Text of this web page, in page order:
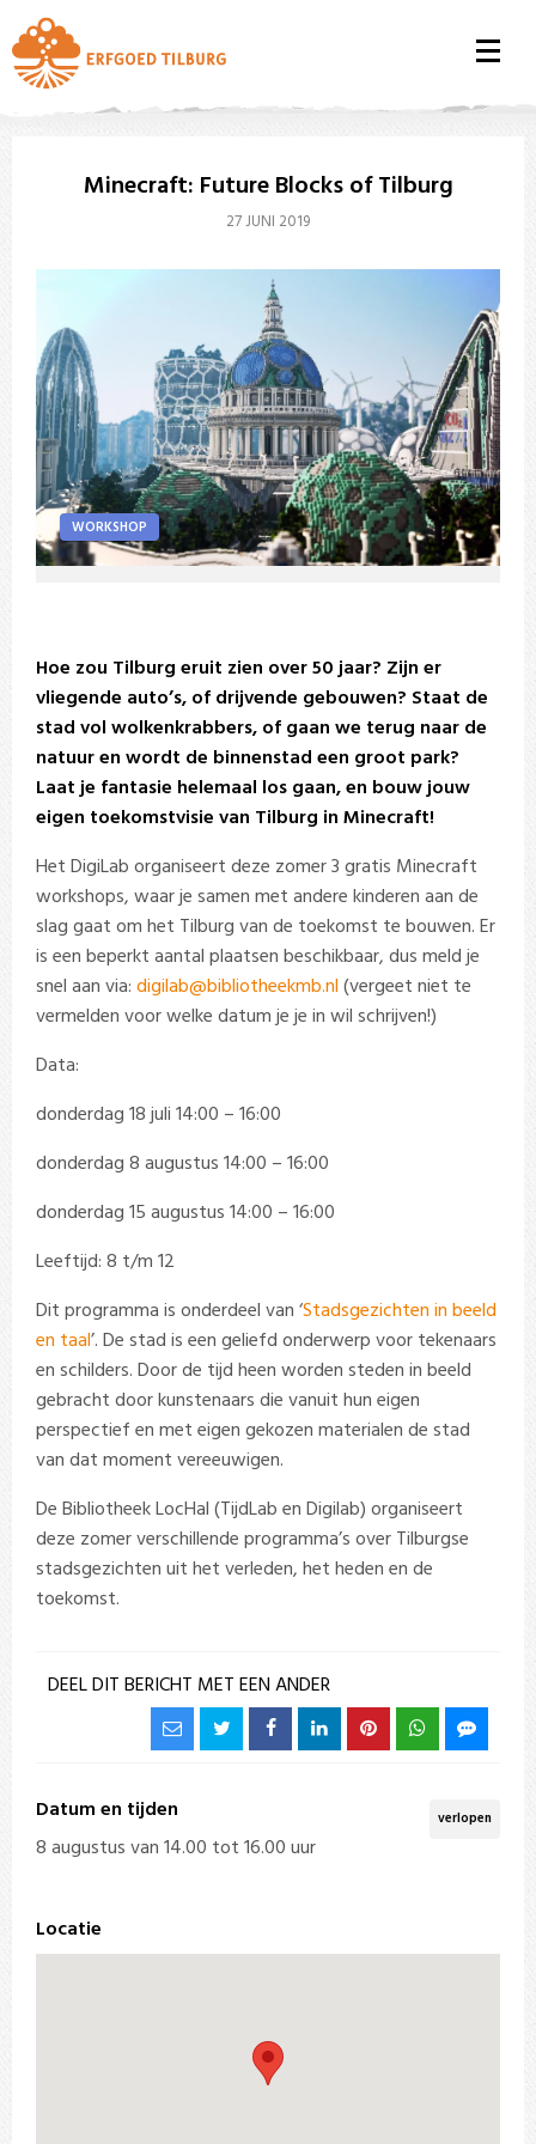
Minecraft: Future Blocks of Tilburg
27 JUNI 2019
WORKSHOP
Hoe zou Tilburg eruit zien over 50 jaar? Zijn er
vliegende auto’s, of drijvende gebouwen? Staat de
stad vol wolkenkrabbers, of gaan we terug naar de
natuur en wordt de binnenstad een groot park?
Laat je fantasie helemaal los gaan, en bouw jouw
eigen toekomstvisie van Tilburg in Minecraft!
Het DigiLab organiseert deze zomer 3 gratis Minecraft
workshops, waar je samen met andere kinderen aan de
slag gaat om het Tilburg van de toekomst te bouwen. Er
is een beperkt aantal plaatsen beschikbaar, dus meld je
snel aan via:digilab@bibliotheekmb.nl(vergeet niet te
vermelden voor welke datum je je in wil schrijven!)
Data:
donderdag 18 juli 14:00 – 16:00
donderdag 8 augustus 14:00 – 16:00
donderdag 15 augustus 14:00 – 16:00
Leeftijd: 8 t/m 12
Dit programma is onderdeel van ‘Stadsgezichten in beeld
en taal’. De stad is een geliefd onderwerp voor tekenaars
en schilders. Door de tijd heen worden steden in beeld
gebracht door kunstenaars die vanuit hun eigen
perspectief en met eigen gekozen materialen de stad
van dat moment vereeuwigen.
De Bibliotheek LocHal (TijdLab en Digilab) organiseert
deze zomer verschillende programma’s over Tilburgse
stadsgezichten uit het verleden, het heden en de
toekomst.
DEEL DIT BERICHT MET EEN ANDER
verlopen
Datum en tijden
8 augustus van 14.00 tot 16.00 uur
Locatie